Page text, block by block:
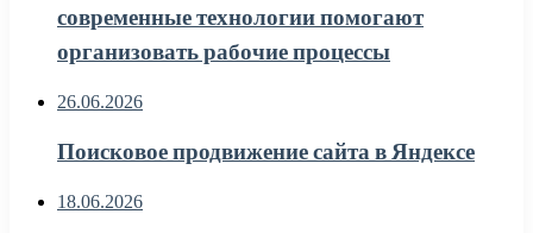
современные технологии помогают
организовать рабочие процессы
26.06.2026
Поисковое продвижение сайта в Яндексе
18.06.2026